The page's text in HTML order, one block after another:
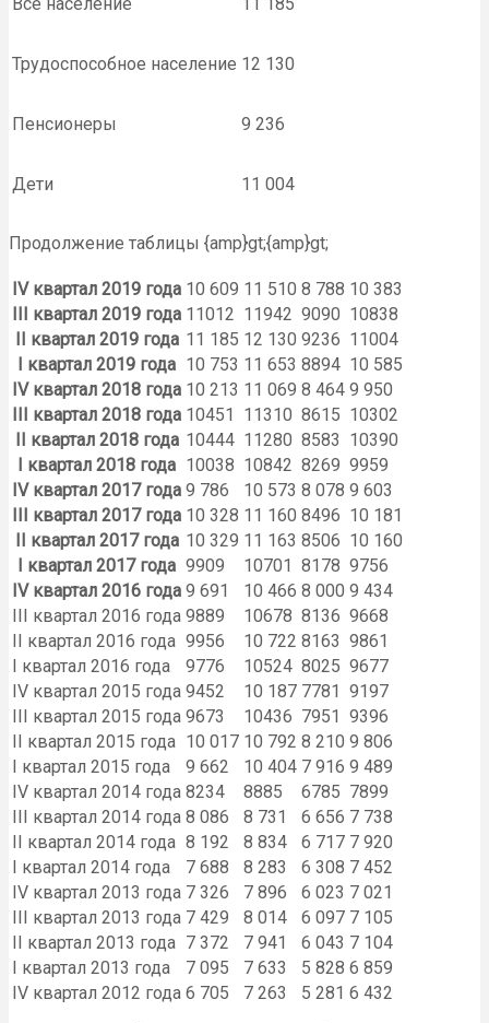
Трудоспособное население 12 130
Пенсионеры 9 236
Дети 11 004
Продолжение таблицы {amp}gt;{amp}gt;
IV квартал 2019 года 10 609 11 510 8 788 10 383
III квартал 2019 года 11012 11942 9090 10838
II квартал 2019 года 11 185 12 130 9236 11004
I квартал 2019 года 10 753 11 653 8894 10 585
IV квартал 2018 года 10 213 11 069 8 464 9 950
III квартал 2018 года 10451 11310 8615 10302
II квартал 2018 года 10444 11280 8583 10390
I квартал 2018 года 10038 10842 8269 9959
IV квартал 2017 года 9 786 10 573 8 078 9 603
III квартал 2017 года 10 328 11 160 8496 10 181
II квартал 2017 года 10 329 11 163 8506 10 160
I квартал 2017 года 9909 10701 8178 9756
IV квартал 2016 года 9 691 10 466 8 000 9 434
III квартал 2016 года 9889 10678 8136 9668
II квартал 2016 года 9956 10 722 8163 9861
I квартал 2016 года
9776 10524 8025 9677
IV квартал 2015 года 9452 10 187 7781 9197
III квартал 2015 года 9673 10436 7951 9396
II квартал 2015 года 10 017 10 792 8 210 9 806
I квартал 2015 года
9 662 10 404 7 916 9 489
IV квартал 2014 года 8234 8885 6785 7899
III квартал 2014 года 8 086 8 731 6 656 7 738
II квартал 2014 года 8 192 8 834 6 717 7 920
I квартал 2014 года
7 688 8 283 6 308 7 452
IV квартал 2013 года 7 326 7 896 6 023 7 021
III квартал 2013 года 7 429 8 014 6 097 7 105
II квартал 2013 года 7 372 7 941 6 043 7 104
I квартал 2013 года
7 095 7 633 5 828 6 859
IV квартал 2012 года 6 705 7 263 5 281 6 432